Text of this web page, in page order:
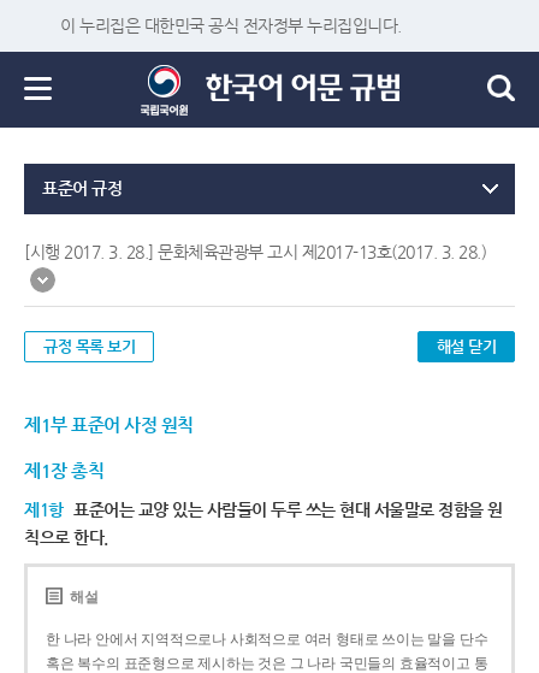
이 누리집은 대한민국 공식 전자정부 누리집입니다.
표준어 규정
[시행 2017. 3. 28.] 문화체육관광부 고시 제2017-13호(2017. 3. 28.)
규정 목록 보기 해설 닫기
제1부 표준어 사정 원칙
제1장 총칙
제1항 표준어는 교양 있는 사람들이 두루 쓰는 현대 서울말로 정함을 원
칙으로 한다.
해설
한 나라 안에서 지역적으로나 사회적으로 여러 형태로 쓰이는 말을 단수
혹은 복수의 표준형으로 제시하는 것은 그 나라 국민들의 효율적이고 통